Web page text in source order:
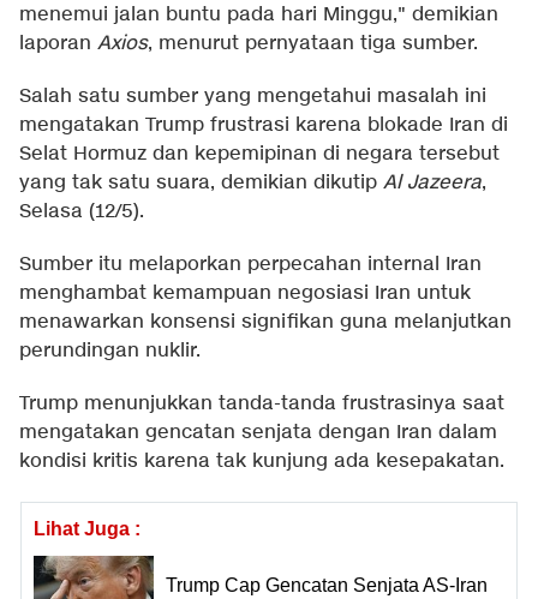
menemui jalan buntu pada hari Minggu," demikian
laporan Axios, menurut pernyataan tiga sumber.
Salah satu sumber yang mengetahui masalah ini
mengatakan Trump frustrasi karena blokade Iran di
Selat Hormuz dan kepemipinan di negara tersebut
yang tak satu suara, demikian dikutip Al Jazeera,
Selasa (12/5).
Sumber itu melaporkan perpecahan internal Iran
menghambat kemampuan negosiasi Iran untuk
menawarkan konsensi signifikan guna melanjutkan
perundingan nuklir.
Trump menunjukkan tanda-tanda frustrasinya saat
mengatakan gencatan senjata dengan Iran dalam
kondisi kritis karena tak kunjung ada kesepakatan.
Lihat Juga :
Trump Cap Gencatan Senjata AS-Iran